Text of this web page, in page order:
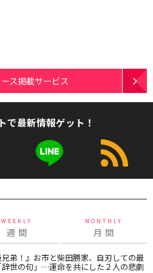
ス掲載サービス
で最新情報ゲット！
WEEKLY
週 間
MONTHLY
月 間
兄弟！』お市と柴田勝家、自刃しての最
世の句」…運命を共にした２人の悲劇